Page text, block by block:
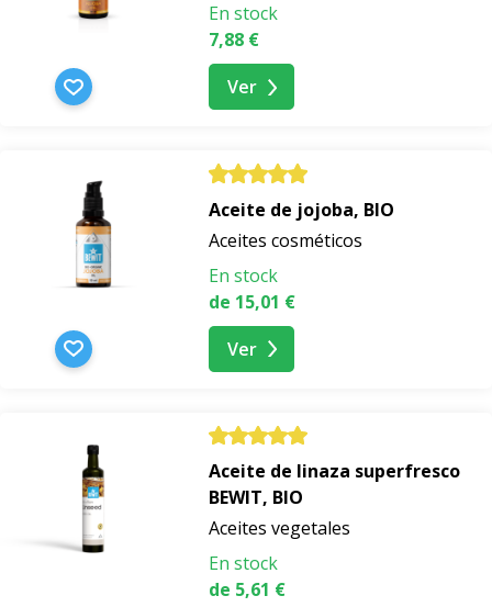
En stock
7,88 €
Ver
Aceite de jojoba, BIO
Aceites cosméticos
En stock
de 15,01 €
Ver
Aceite de linaza superfresco
BEWIT, BIO
Aceites vegetales
En stock
de 5,61 €